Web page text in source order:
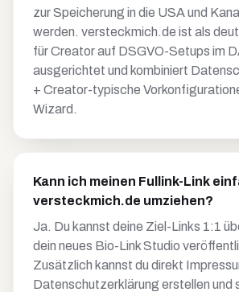
zur Speicherung in die USA und
werden. versteckmich.de ist als
für Creator auf DSGVO-Setups im
ausgerichtet und kombiniert
+ Creator-typische
Wizard.
Kann ich meinen Fullink-Link
versteckmich.de umziehen?
Ja. Du kannst deine Ziel-Links 1:1
dein neues Bio-Link Studio
Zusätzlich kannst du direkt
Datenschutzerklärung erstellen und